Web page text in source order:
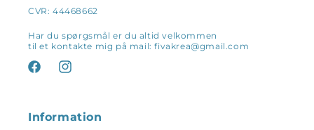
CVR: 44468662
Har du spørgsmål er du altid velkommen
til et kontakte mig på mail: fivakrea@gmail.com
FacebookInstagram
Information